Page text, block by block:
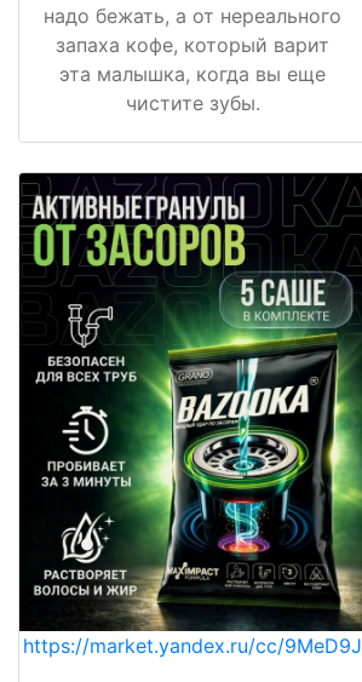
надо бежать, а от нереального
запаха кофе, который варит
эта малышка, когда вы еще
чистите зубы.
https://market.yandex.ru/cc/9MeD9J